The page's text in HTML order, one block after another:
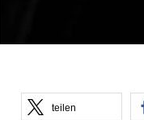
teilen